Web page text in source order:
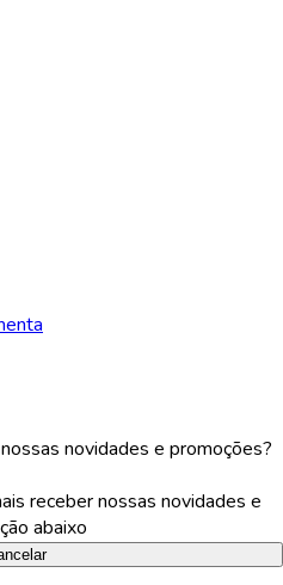
novidades e promoções?
receber nossas novidades e
abaixo